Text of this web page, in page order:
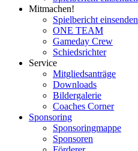
Mitmachen!
Spielbericht einsenden
ONE TEAM
Gameday Crew
Schiedsrichter
Service
Mitgliedsanträge
Downloads
Bildergalerie
Coaches Corner
Sponsoring
Sponsoringmappe
Sponsoren